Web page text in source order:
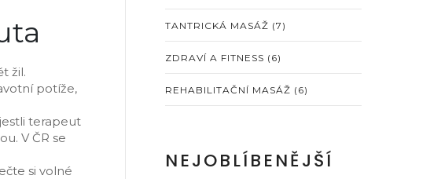
žil.
potíže,
terapeut
V ČR se
si volné
TANTRICKÁ MASÁŽ (7)
ZDRAVÍ A FITNESS (6)
REHABILITAČNÍ MASÁŽ (6)
NEJOBLÍBENĚJŠÍ